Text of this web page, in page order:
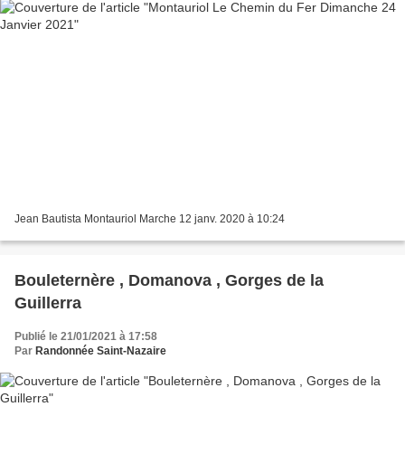
Jean Bautista Montauriol Marche 12 janv. 2020 à 10:24
Bouleternère , Domanova , Gorges de la
Guillerra
Publié le 21/01/2021 à 17:58
Par Randonnée Saint-Nazaire